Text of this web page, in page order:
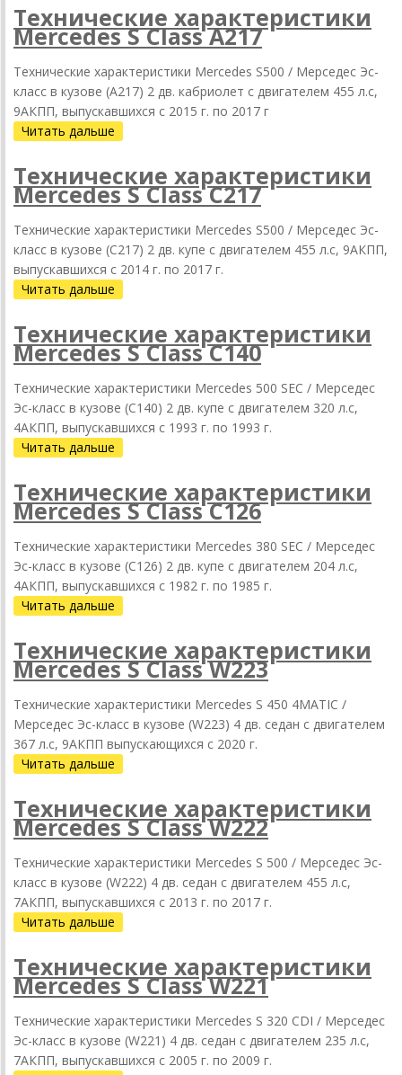
Технические характеристики
Mercedes S Class A217
Технические характеристики Mercedes S500 / Мерседес Эс-
класс в кузове (A217) 2 дв. кабриолет с двигателем 455 л.с,
9АКПП, выпускавшихся c 2015 г. по 2017 г
Читать дальше
Технические характеристики
Mercedes S Class C217
Технические характеристики Mercedes S500 / Мерседес Эс-
класс в кузове (C217) 2 дв. купе с двигателем 455 л.с, 9АКПП,
выпускавшихся c 2014 г. по 2017 г.
Читать дальше
Технические характеристики
Mercedes S Class C140
Технические характеристики Mercedes 500 SEC / Мерседес
Эс-класс в кузове (C140) 2 дв. купе с двигателем 320 л.с,
4АКПП, выпускавшихся c 1993 г. по 1993 г.
Читать дальше
Технические характеристики
Mercedes S Class C126
Технические характеристики Mercedes 380 SEC / Мерседес
Эс-класс в кузове (C126) 2 дв. купе с двигателем 204 л.с,
4АКПП, выпускавшихся c 1982 г. по 1985 г.
Читать дальше
Технические характеристики
Mercedes S Class W223
Технические характеристики Mercedes S 450 4MATIC /
Мерседес Эс-класс в кузове (W223) 4 дв. седан с двигателем
367 л.с, 9АКПП выпускающихся c 2020 г.
Читать дальше
Технические характеристики
Mercedes S Class W222
Технические характеристики Mercedes S 500 / Мерседес Эс-
класс в кузове (W222) 4 дв. седан с двигателем 455 л.с,
7АКПП, выпускавшихся c 2013 г. по 2017 г.
Читать дальше
Технические характеристики
Mercedes S Class W221
Технические характеристики Mercedes S 320 CDI / Мерседес
Эс-класс в кузове (W221) 4 дв. седан с двигателем 235 л.с,
7АКПП, выпускавшихся c 2005 г. по 2009 г.